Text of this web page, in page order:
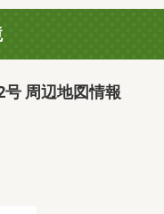
周辺地図情報